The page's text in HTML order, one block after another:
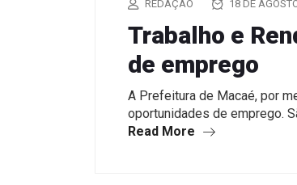
REDAÇÃO 18 DE
Trabalho e
de emprego
A Prefeitura de Macaé, por
oportunidades de emprego.
Read More